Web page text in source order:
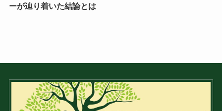
ーが辿り着いた結論とは